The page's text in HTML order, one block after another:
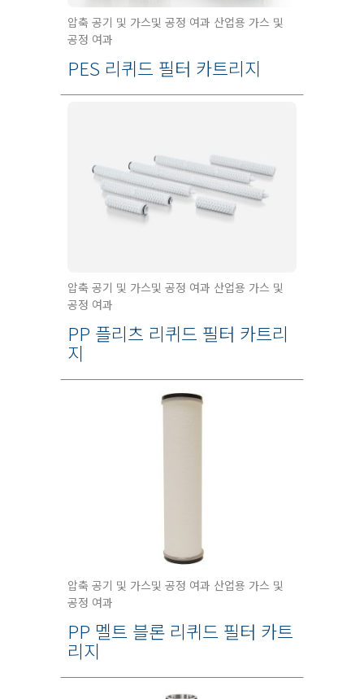
압축 공기 및 가스및 공정 여과 산업용 가스 및
공정 여과
PES 리퀴드 필터 카트리지
압축 공기 및 가스및 공정 여과 산업용 가스 및
공정 여과
PP 플리츠 리퀴드 필터 카트리
지
압축 공기 및 가스및 공정 여과 산업용 가스 및
공정 여과
PP 멜트 블론 리퀴드 필터 카트
리지